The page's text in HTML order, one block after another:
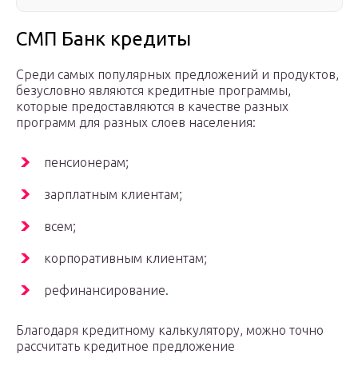
СМП Банк кредиты
Среди самых популярных предложений и продуктов,
безусловно являются кредитные программы,
которые предоставляются в качестве разных
программ для разных слоев населения:
пенсионерам;
зарплатным клиентам;
всем;
корпоративным клиентам;
рефинансирование.
Благодаря кредитному калькулятору, можно точно
рассчитать кредитное предложение